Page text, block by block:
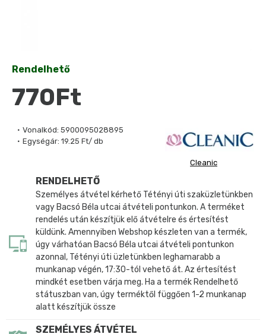
Vonalkód: 5900095028895
Egységár: 19.25 Ft/ db
Cleanic
Rendelhető
770Ft
RENDELHETŐ
Személyes átvétel kérhető Tétényi úti szaküzletünkben
vagy Bacsó Béla utcai átvételi pontunkon. A terméket
rendelés után készítjük elő átvételre és értesítést
küldünk. Amennyiben Webshop készleten van a termék,
úgy várhatóan Bacsó Béla utcai átvételi pontunkon
azonnal, Tétényi úti üzletünkben leghamarabb a
munkanap végén, 17:30-tól vehető át. Az értesítést
mindkét esetben várja meg. Ha a termék Rendelhető
státuszban van, úgy terméktől függően 1-2 munkanap
alatt készítjük össze
SZEMÉLYES ÁTVÉTEL